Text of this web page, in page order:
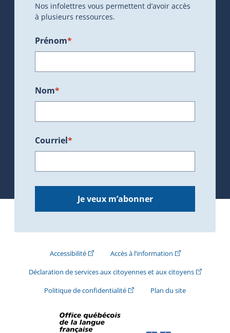
Nos infolettres vous permettent d’avoir accès
à plusieurs ressources.
Prénom*
Nom*
Courriel*
Je veux m’abonner
Accessibilité(Cet hyperlien externe s'ouvrira dans une
Accès à l’information(Cet hyperlien
Déclaration de services aux citoyennes et aux citoyens(Cet
Politique de confidentialité(Cet hyperlien externe s'ouvrira
Plan du site